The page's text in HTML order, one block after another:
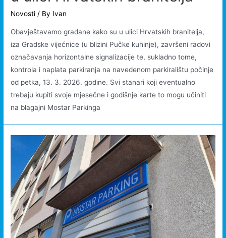
Novosti / By Ivan
Obavještavamo građane kako su u ulici Hrvatskih branitelja,
iza Gradske vijećnice (u blizini Pučke kuhinje), završeni radovi
označavanja horizontalne signalizacije te, sukladno tome,
kontrola i naplata parkiranja na navedenom parkiralištu počinje
od petka, 13. 3. 2026. godine. Svi stanari koji eventualno
trebaju kupiti svoje mjesečne i godišnje karte to mogu učiniti
na blagajni Mostar Parkinga